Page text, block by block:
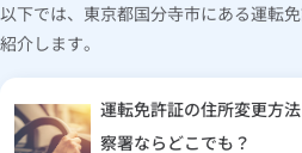
以下では、東京都国分寺市にある運転
紹介します。
運転免許証の住所変更方
察署ならどこでも？